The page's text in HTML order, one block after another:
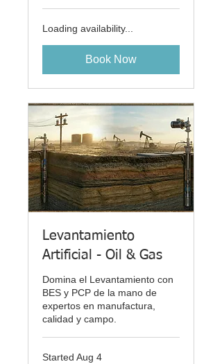
Loading availability...
Book Now
Levantamiento
Artificial - Oil & Gas
Domina el Levantamiento con
BES y PCP de la mano de
expertos en manufactura,
calidad y campo.
Started Aug 4